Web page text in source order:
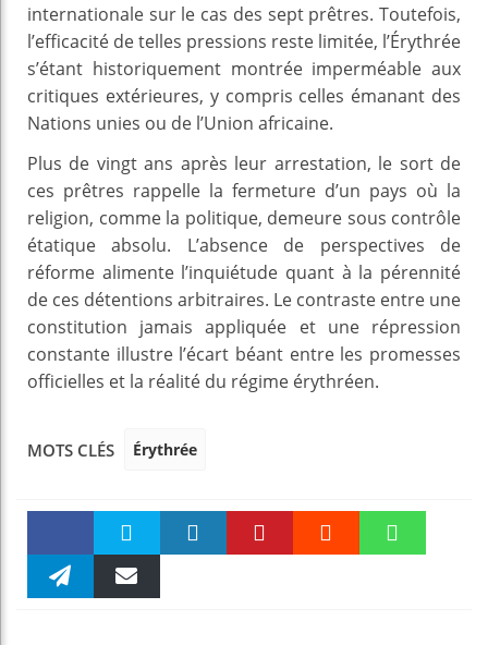
internationale sur le cas des sept prêtres. Toutefois,
l’efficacité de telles pressions reste limitée, l’Érythrée
s’étant historiquement montrée imperméable aux
critiques extérieures, y compris celles émanant des
Nations unies ou de l’Union africaine.
Plus de vingt ans après leur arrestation, le sort de
ces prêtres rappelle la fermeture d’un pays où la
religion, comme la politique, demeure sous contrôle
étatique absolu. L’absence de perspectives de
réforme alimente l’inquiétude quant à la pérennité
de ces détentions arbitraires. Le contraste entre une
constitution jamais appliquée et une répression
constante illustre l’écart béant entre les promesses
officielles et la réalité du régime érythréen.
MOTS CLÉS Érythrée
Faceboo Twitter